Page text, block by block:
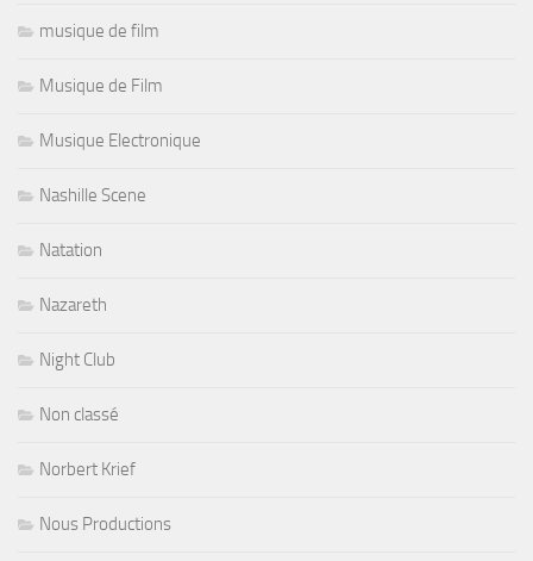
musique de film
Musique de Film
Musique Electronique
Nashille Scene
Natation
Nazareth
Night Club
Non classé
Norbert Krief
Nous Productions